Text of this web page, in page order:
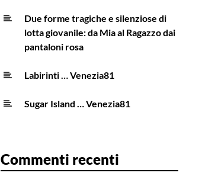
Due forme tragiche e silenziose di
lotta giovanile: da Mia al Ragazzo dai
pantaloni rosa
Labirinti … Venezia81
Sugar Island … Venezia81
Commenti recenti